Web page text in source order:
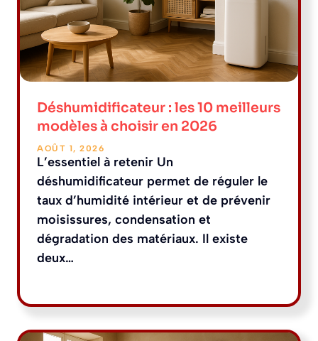
Déshumidificateur : les 10 meilleurs
modèles à choisir en 2026
AOÛT 1, 2026
L’essentiel à retenir Un
déshumidificateur permet de réguler le
taux d’humidité intérieur et de prévenir
moisissures, condensation et
dégradation des matériaux. Il existe
deux…